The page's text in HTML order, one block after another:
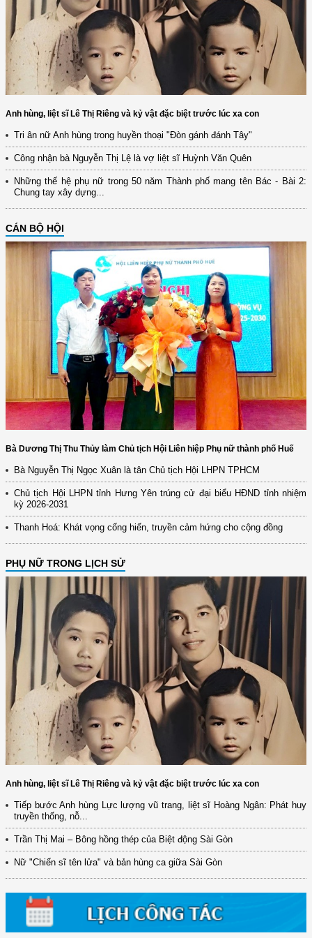
Anh hùng, liệt sĩ Lê Thị Riêng và kỷ vật đặc biệt trước lúc xa con
Tri ân nữ Anh hùng trong huyền thoại "Đòn gánh đánh Tây"
Công nhận bà Nguyễn Thị Lệ là vợ liệt sĩ Huỳnh Văn Quên
Những thế hệ phụ nữ trong 50 năm Thành phố mang tên Bác - Bài 2:
Chung tay xây dựng...
CÁN BỘ HỘI
Bà Dương Thị Thu Thủy làm Chủ tịch Hội Liên hiệp Phụ nữ thành phố Huế
Bà Nguyễn Thị Ngọc Xuân là tân Chủ tịch Hội LHPN TPHCM
Chủ tịch Hội LHPN tỉnh Hưng Yên trúng cử đại biểu HĐND tỉnh nhiệm
kỳ 2026-2031
Thanh Hoá: Khát vọng cống hiến, truyền cảm hứng cho cộng đồng
PHỤ NỮ TRONG LỊCH SỬ
Anh hùng, liệt sĩ Lê Thị Riêng và kỷ vật đặc biệt trước lúc xa con
Tiếp bước Anh hùng Lực lượng vũ trang, liệt sĩ Hoàng Ngân: Phát huy
truyền thống, nỗ...
Trần Thị Mai – Bông hồng thép của Biệt động Sài Gòn
Nữ "Chiến sĩ tên lửa" và bản hùng ca giữa Sài Gòn
(12/TB-HĐKH) V/v đăng ký, đề xuất nhiệm vụ Khoa học, công nghệ và
đổi mới ...
(898/KH/ĐCT) Kế hoạch thực hiện Quyết định số 2415/QĐ-TTg ngày
31/10/2025 ...
(417/QĐ-BNNMT) Quyết định phê duyệt Chương trình mục tiêu quốc gia
xây dựng ...
(891/KH-ĐCT) Kế hoạch thực hiện Nghị quyết số 72-NQ/TW ngày
9/9/2025 của Bộ ...